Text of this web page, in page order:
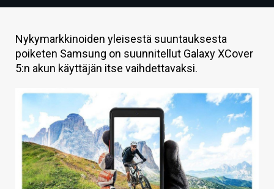
TECHBBS
TIETOA
HINTA.FI
VAIHDA TEEMA
HAKU
Nykymarkkinoiden yleisestä suuntauksesta
poiketen Samsung on suunnitellut Galaxy XCover
5:n akun käyttäjän itse vaihdettavaksi.